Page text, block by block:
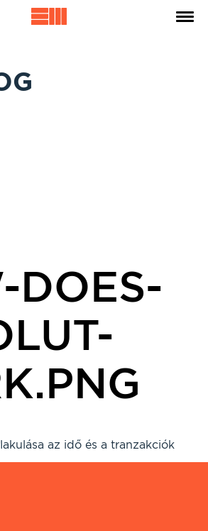
DOES-
az idő és a tranzakciók